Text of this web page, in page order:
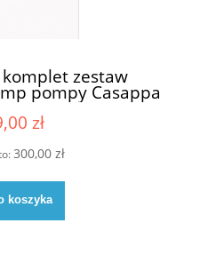
zestaw
pompy Casappa
S/D
zł
300,00 zł
koszyka